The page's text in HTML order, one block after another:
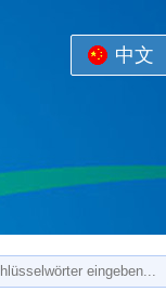
中文